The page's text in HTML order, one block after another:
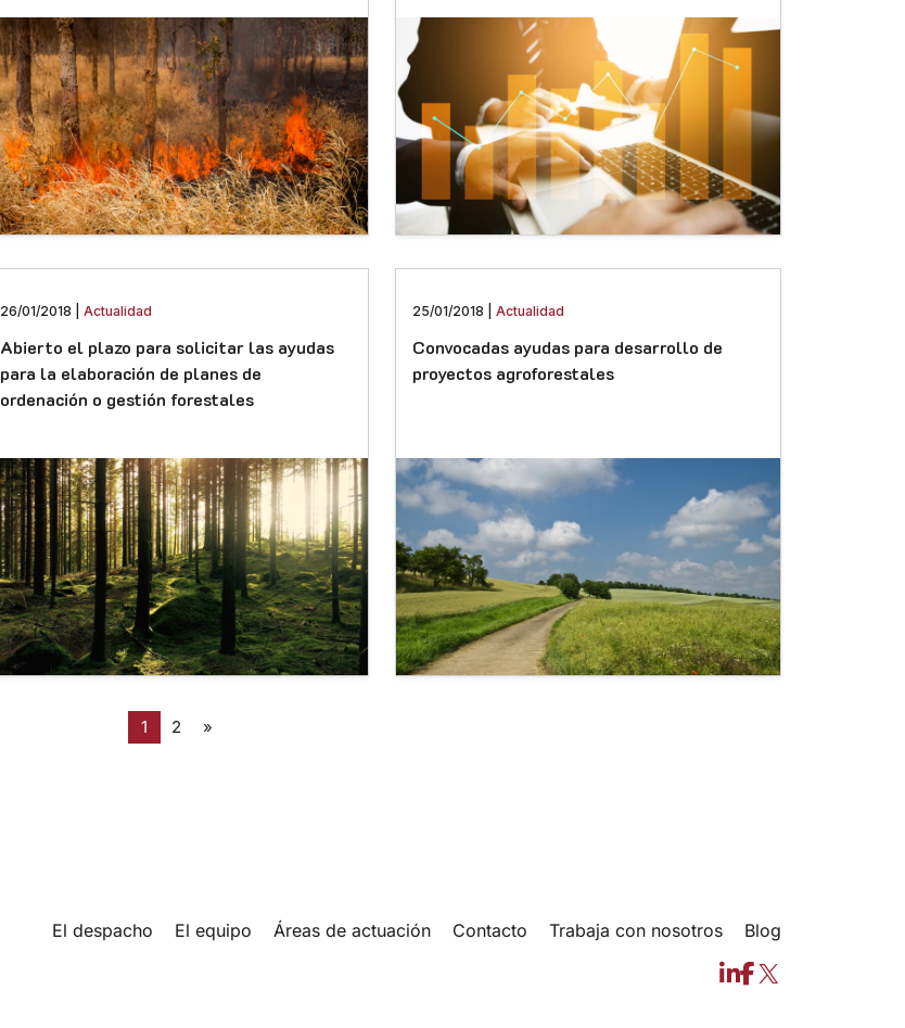
26/01/2018 | Actualidad
Abierto el plazo para solicitar las ayudas
para la elaboración de planes de
ordenación o gestión forestales
25/01/2018 | Actualidad
Convocadas ayudas para desarrollo de
proyectos agroforestales
Navegación de Entradas
1 2 »
El despacho El equipo Áreas de actuación Contacto Trabaja con nosotros Blog
LinkedIn
Facebook
X